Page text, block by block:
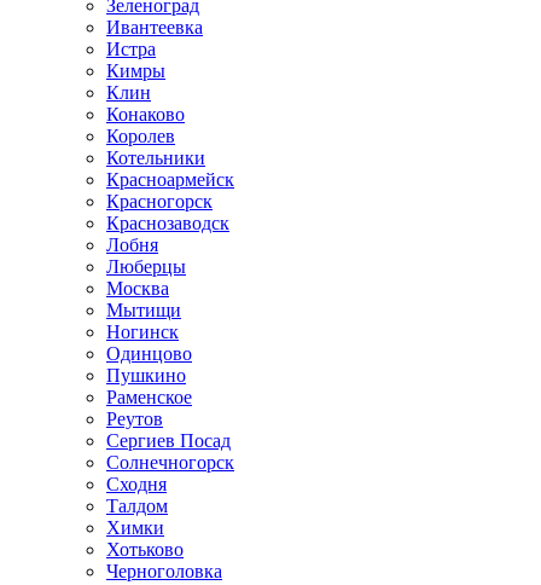
Зеленоград
Ивантеевка
Истра
Кимры
Клин
Конаково
Королев
Котельники
Красноармейск
Красногорск
Краснозаводск
Лобня
Люберцы
Москва
Мытищи
Ногинск
Одинцово
Пушкино
Раменское
Реутов
Сергиев Посад
Солнечногорск
Сходня
Талдом
Химки
Хотьково
Черноголовка